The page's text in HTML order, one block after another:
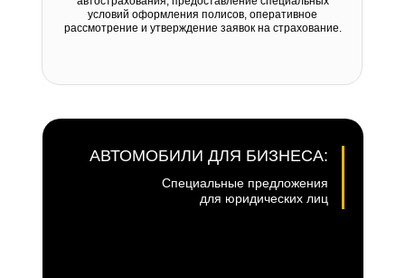
условий оформления полисов, оперативное
рассмотрение и утверждение заявок на страхование.
АВТОМОБИЛИ ДЛЯ БИЗНЕСА:
Специальные предложения
для юридических лиц